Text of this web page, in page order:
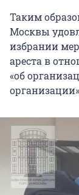
Таким
Москвы
избрании
ареста в
«об